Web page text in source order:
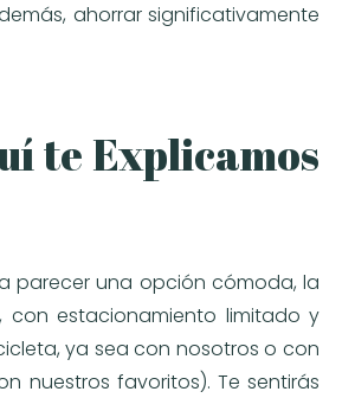
ahorrar significativamente
te Explicamos
parecer una opción cómoda, la
estacionamiento limitado y
ya sea con nosotros o con
nuestros favoritos). Te sentirás